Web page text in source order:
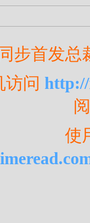
步首发总
访问
使